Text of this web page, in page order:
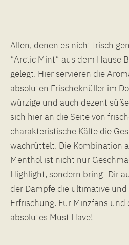
Allen, denen es nicht frisch
“Arctic Mint“ aus dem Hause
gelegt. Hier servieren die
absoluten Frischeknüller im
würzige und auch dezent
sich hier an die Seite von
charakteristische Kälte die
wachrüttelt. Die Kombination
Menthol ist nicht nur
Highlight, sondern bringt Dir
der Dampfe die ultimative
Erfrischung. Für Minzfans und
absolutes Must Have!